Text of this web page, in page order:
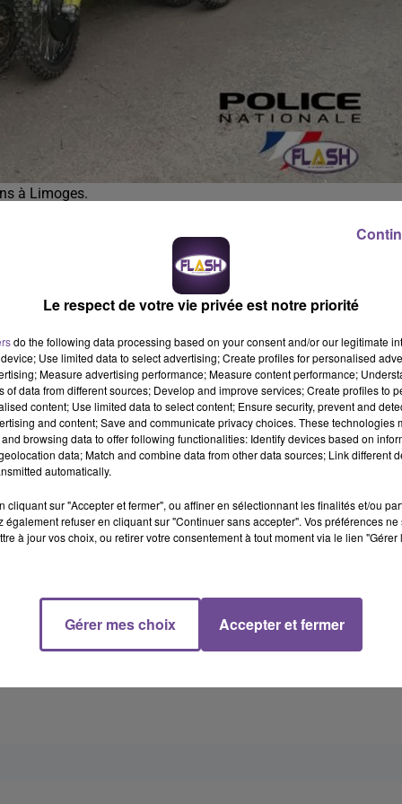
à Limoges.
dans les quartiers prioritaires de Limoges, des Porte-
et saisi quatre motos de cross cachées dans des
elles avaient également été utilisées lors de rodéos
deux-roues, la Police Nationale de la Haute-Vienne fait
visent à assurer la sécurité des quartiers en réduisant
les dangers liés à ces pratiques illégales.
DE TRANSACTIONS DE VENTE DE MOTOS
interpeller les auteurs de ces vols et de ces rodéos. Par
opératoire utilisé par les délinquants pour voler les motos
moto en échange de papiers d'identité souvent volés ou
Le respect de votre vie privée est notre priorité
do the following data processing based on your consent and/or our legitimate
Use limited data to select advertising; Create profiles for personalised
Measure advertising performance; Measure content performance;
of data from different sources; Develop and improve services; Create profiles to
content; Use limited data to select content; Ensure security, prevent and
and content; Save and communicate privacy choices. These technologies
browsing data to offer following functionalities: Identify devices based on
data; Match and combine data from other data sources; Link different
automatically.
cliquant sur "Accepter et fermer", ou affiner en sélectionnant les finalités et/ou
également refuser en cliquant sur "Continuer sans accepter". Vos préférences
à jour vos choix, ou retirer votre consentement à tout moment via le lien
Gérer mes choix Accepter et fermer